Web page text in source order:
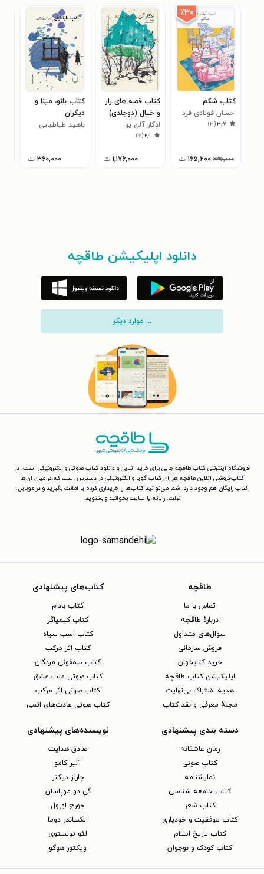
٪۳۰
کتاب شکم
احسان فولادی فرد
۳٫۷(۳)
۲۳۶,۰۰۰ ۱۶۵,۲۰۰ ت
کتاب قصه های راز
و خیال (دوجلدی)
ادگار آلن پو
۲٫۱(۷)
۱,۱۷۶,۰۰۰ ت
کتاب بانو، مینا و
دیگران
ناهید طباطبایی
۳۶۰,۰۰۰ ت
دانلود اپلیکیشن طاقچه
... موارد دیگر
فروشگاه اینترنتی کتاب طاقچه جایی برای خرید آنلاین و دانلود کتاب صوتی و الکترونیکی است. در
کتاب‌فروشی آنلاین طاقچه هزاران کتاب گویا و الکترونیکی در دسترس است که در میان آن‌ها
کتاب رایگان هم وجود دارد. شما می‌توانید کتاب‌ها را خریداری کرده یا امانت بگیرید و در موبایل،
تبلت، رایانه یا سایت بخوانید و بشنوید.
طاقچه
تماس با ما
دربارهٔ طاقچه
سوال‌های متداول
فروش سازمانی
خرید کتابخوان
اپلیکیشن کتاب طاقچه
هدیه اشتراک بی‌نهایت
مجلهٔ معرفی و نقد کتاب
کتاب‌های پیشنهادی
کتاب بادام
کتاب کیمیاگر
کتاب اسب سیاه
کتاب اثر مرکب
کتاب سمفونی مردگان
کتاب صوتی ملت عشق
کتاب صوتی اثر مرکب
کتاب صوتی عادت‌های اتمی
دسته بندی پیشنهادی
رمان عاشقانه
کتاب‌ صوتی
نمایشنامه
کتاب جامعه شناسی
کتاب شعر
کتاب موفقیت و خودیاری
کتاب تاریخ اسلام
کتاب کودک و نوجوان
نویسنده‌های پیشنهادی
صادق هدایت
آلبر کامو
چارلز دیکنز
گی دو موپاسان
جورج اورول
الکساندر دوما
لئو تولستوی
ویکتور هوگو